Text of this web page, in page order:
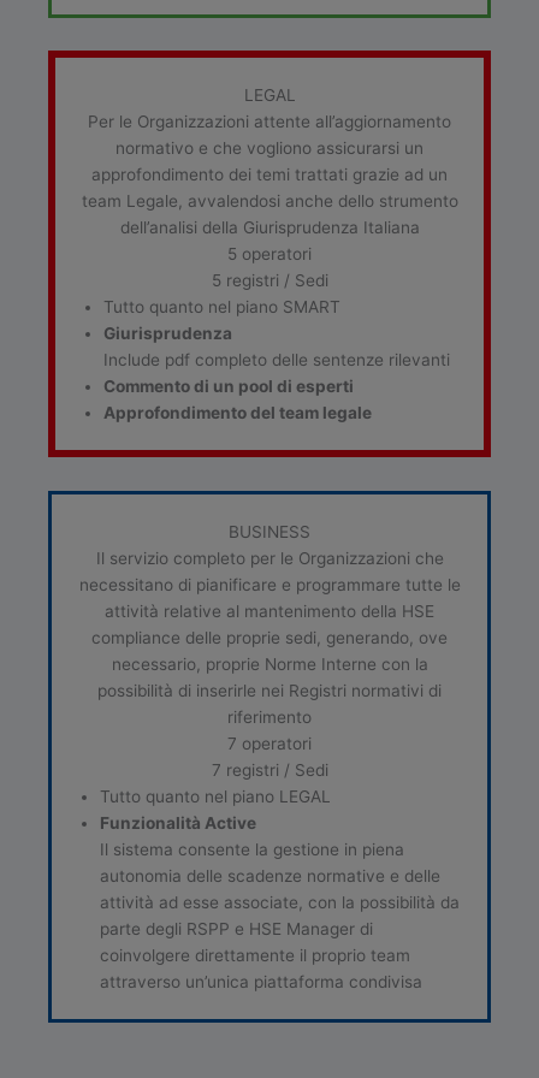
LEGAL
Per le Organizzazioni attente all’aggiornamento
normativo e che vogliono assicurarsi un
approfondimento dei temi trattati grazie ad un
team Legale, avvalendosi anche dello strumento
dell’analisi della Giurisprudenza Italiana
5 operatori
5 registri / Sedi
Tutto quanto nel piano SMART
Giurisprudenza
Include pdf completo delle sentenze rilevanti
Commento di un pool di esperti
Approfondimento del team legale
BUSINESS
Il servizio completo per le Organizzazioni che
necessitano di pianificare e programmare tutte le
attività relative al mantenimento della HSE
compliance delle proprie sedi, generando, ove
necessario, proprie Norme Interne con la
possibilità di inserirle nei Registri normativi di
riferimento
7 operatori
7 registri / Sedi
Tutto quanto nel piano LEGAL
Funzionalità Active
Il sistema consente la gestione in piena
autonomia delle scadenze normative e delle
attività ad esse associate, con la possibilità da
parte degli RSPP e HSE Manager di
coinvolgere direttamente il proprio team
attraverso un’unica piattaforma condivisa